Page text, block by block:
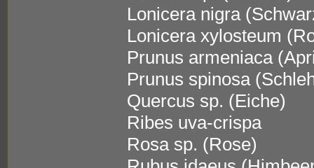
Lonicera nigra
Lonicera xylosteum
Prunus armeniaca
Prunus spinosa
Quercus sp. (Eiche)
Ribes uva-crispa
Rosa sp. (Rose)